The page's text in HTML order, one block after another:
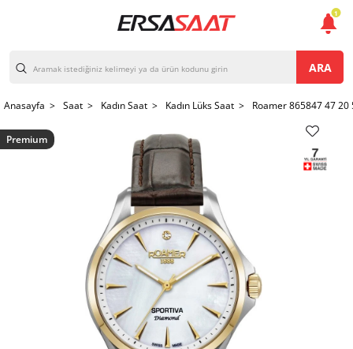
ARA
Anasayfa > Saat > Kadın Saat > Kadın Lüks Saat > Roamer 865847 47 20
Premium
1